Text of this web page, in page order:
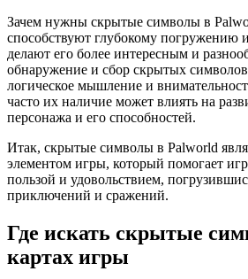
Зачем нужны скрытые символы в
способствуют глубокому погружению
делают его более интересным и
обнаружение и сбор скрытых символов
логическое мышление и
часто их наличие может влиять на
персонажа и его способностей.
Итак, скрытые символы в Palworld
элементом игры, который помогает
пользой и удовольствием,
приключений и сражений.
Где искать скрытые
картах игры